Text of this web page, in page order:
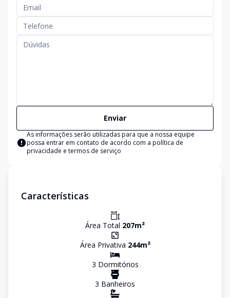
Enviar
As informações serão utilizadas para que a nossa equipe
possa entrar em contato de acordo com a política de
privacidade e termos de serviço
Características
Área Total 207m²
Área Privativa 244m²
3 Dormitórios
3 Banheiros